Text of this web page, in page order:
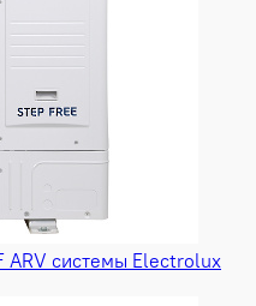
системы Electrolux